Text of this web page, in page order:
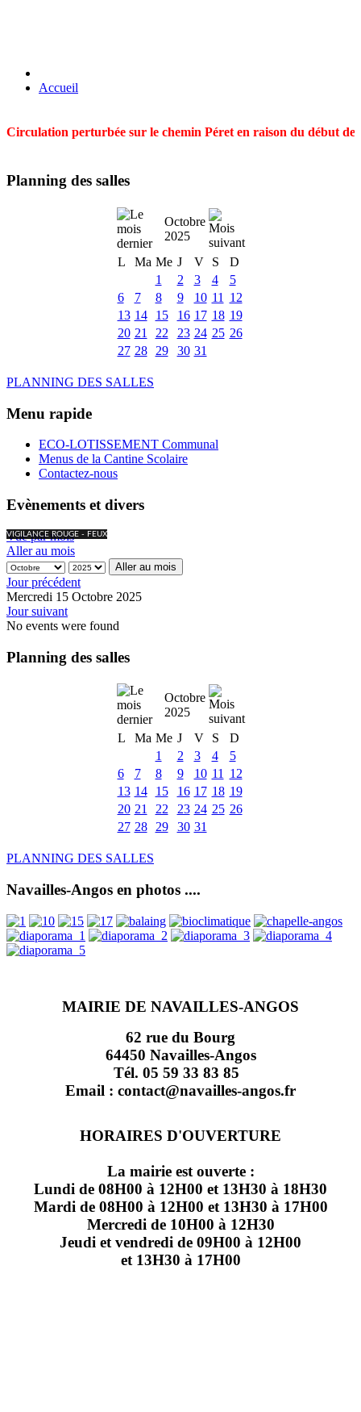
Accueil
Circulation perturbée sur le chemin Péret en raison du début
Planning des salles
Octobre
2025
L
Ma Me J V S
D
1
2 3 4
5
6
7 8 9 10 11
12
13 14 15 16 17 18 19
20 21 22 23 24 25 26
27 28 29 30 31
PLANNING DES SALLES
Menu rapide
ECO-LOTISSEMENT Communal
Menus de la Cantine Scolaire
Contactez-nous
Evènements et divers
VIGILANCE ROUGE - FEUX
Vue par mois
Aller au mois
Aller au mois
Jour précédent
Mercredi 15 Octobre 2025
Jour suivant
No events were found
Planning des salles
Octobre
2025
L
Ma Me J V S
D
1
2 3 4
5
6
7 8 9 10 11
12
13 14 15 16 17 18 19
20 21 22 23 24 25 26
27 28 29 30 31
PLANNING DES SALLES
Navailles-Angos en photos ....
MAIRIE DE NAVAILLES-ANGOS
62 rue du Bourg
64450 Navailles-Angos
Tél. 05 59 33 83 85
Email : contact@navailles-angos.fr
HORAIRES D'OUVERTURE
La mairie est ouverte :
Lundi de 08H00 à 12H00 et 13H30 à 18H30
Mardi de 08H00 à 12H00 et 13H30 à 17H00
Mercredi de 10H00 à 12H30
Jeudi et vendredi de 09H00 à 12H00
et 13H30 à 17H00